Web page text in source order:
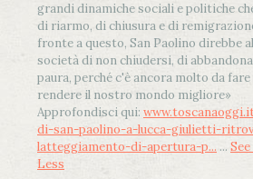
grandi dinamiche sociali e politiche
di riarmo, di chiusura e di
fronte a questo, San Paolino direbbe
società di non chiudersi, di
paura, perché c'è ancora molto da
rendere il nostro mondo migliore»
Approfondisci qui:
di-san-paolino-a-lucca-giulietti-
latteggiamento-di-apertura-p... ...
Less